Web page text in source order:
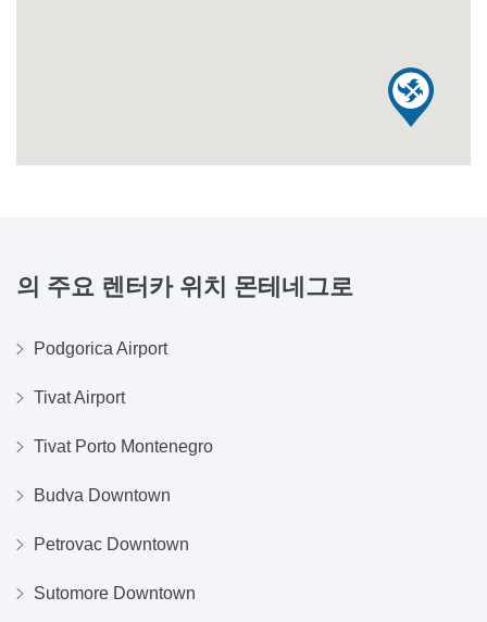
의 주요 렌터카 위치 몬테네그로
Podgorica Airport
Tivat Airport
Tivat Porto Montenegro
Budva Downtown
Petrovac Downtown
Sutomore Downtown